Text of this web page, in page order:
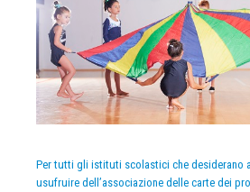
Per tutti gli istituti scolastici che desiderano
usufruire dell’associazione delle carte dei